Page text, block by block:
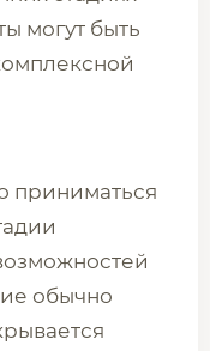
могут быть
приниматься
обычно